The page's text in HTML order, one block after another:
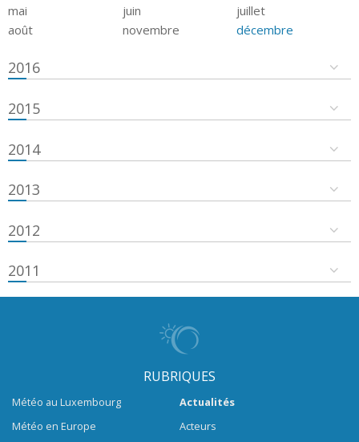
mai
juin
juillet
août
novembre décembre
2016
2015
2014
2013
2012
2011
RUBRIQUES
Météo au Luxembourg
Météo en Europe
Actualités
Acteurs